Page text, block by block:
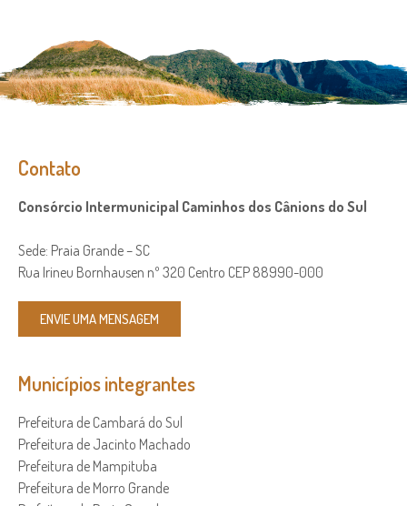
Contato
Consórcio Intermunicipal Caminhos dos Cânions do Sul
Sede: Praia Grande – SC
Rua Irineu Bornhausen nº 320 Centro CEP 88990-000
ENVIE UMA MENSAGEM
Municípios integrantes
Prefeitura de Cambará do Sul
Prefeitura de Jacinto Machado
Prefeitura de Mampituba
Prefeitura de Morro Grande